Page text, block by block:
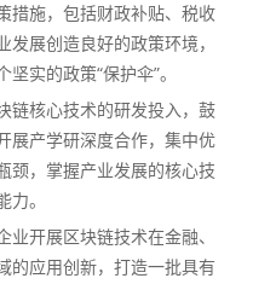
措施，包括财政补贴、税收
展创造良好的政策环境，
实的政策“保护伞”。
链核心技术的研发投入，鼓
展产学研深度合作，集中优
颈，掌握产业发展的核心技
。
业开展区块链技术在金融、
的应用创新，打造一批具有